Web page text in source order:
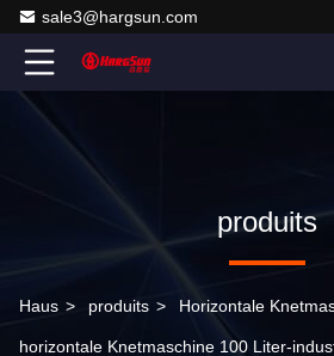
sale3@hargsun.com
produits
Haus > produits > Horizontale
horizontale Knetmaschine 100 Liter-